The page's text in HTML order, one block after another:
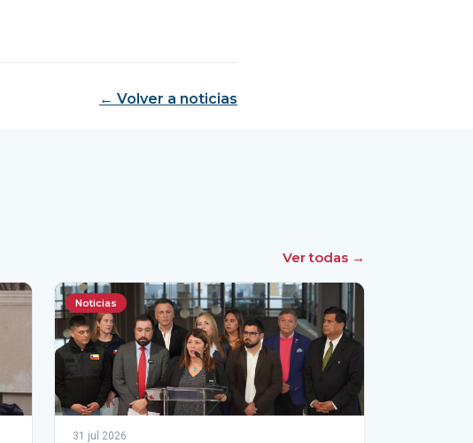
← Volver a noticias
Ver todas →
Noticias
31 jul 2026